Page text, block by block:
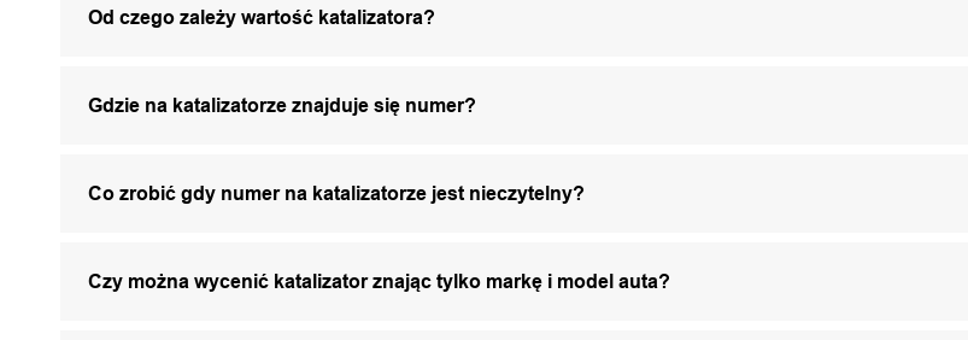
Od czego zależy wartość katalizatora?
Gdzie na katalizatorze znajduje się numer?
Co zrobić gdy numer na katalizatorze jest nieczytelny?
Czy można wycenić katalizator znając tylko markę i model auta?